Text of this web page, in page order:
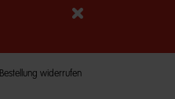
Bestellung widerrufen